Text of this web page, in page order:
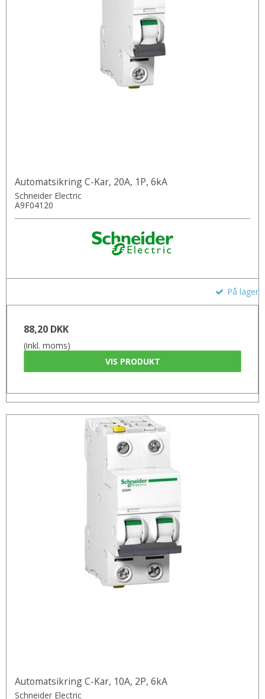
Automatsikring C-Kar, 20A, 1P, 6kA
Schneider Electric
A9F04120
På lager
88,20 DKK
(inkl. moms)
VIS PRODUKT
Automatsikring C-Kar, 10A, 2P, 6kA
Schneider Electric